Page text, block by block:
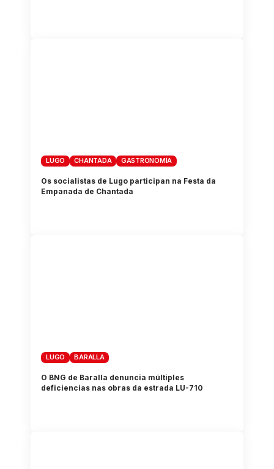
LUGO CHANTADA GASTRONOMÍA
Os socialistas de Lugo participan na Festa da
Empanada de Chantada
LUGO BARALLA
O BNG de Baralla denuncia múltiples
deficiencias nas obras da estrada LU-710